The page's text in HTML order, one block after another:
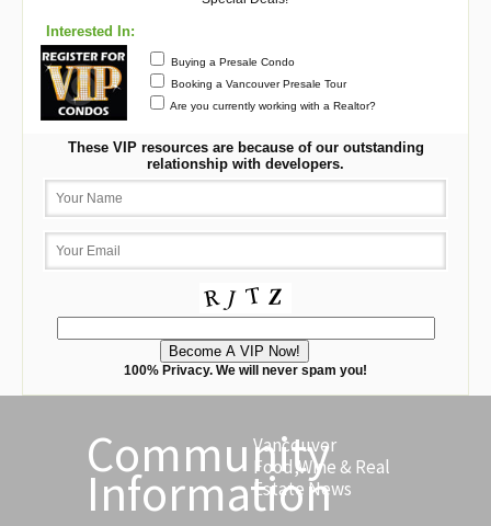
Interested In:
Buying a Presale Condo
Booking a Vancouver Presale Tour
Are you currently working with a Realtor?
These VIP resources are because of our outstanding
relationship with developers.
100% Privacy. We will never spam you!
Community
Information
Vancouver
Food,Wine & Real
Estate News